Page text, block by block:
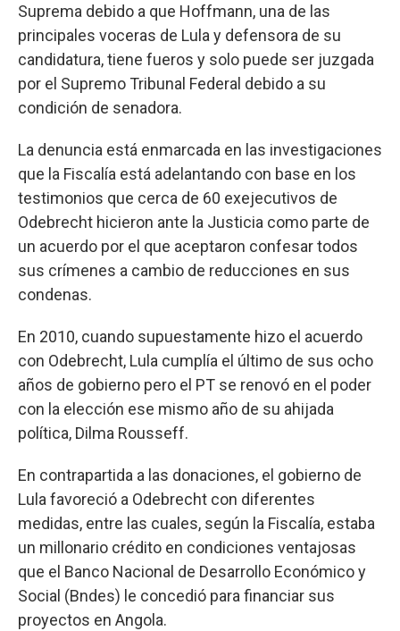
Suprema debido a que Hoffmann, una de las
principales voceras de Lula y defensora de su
candidatura, tiene fueros y solo puede ser juzgada
por el Supremo Tribunal Federal debido a su
condición de senadora.
La denuncia está enmarcada en las investigaciones
que la Fiscalía está adelantando con base en los
testimonios que cerca de 60 exejecutivos de
Odebrecht hicieron ante la Justicia como parte de
un acuerdo por el que aceptaron confesar todos
sus crímenes a cambio de reducciones en sus
condenas.
En 2010, cuando supuestamente hizo el acuerdo
con Odebrecht, Lula cumplía el último de sus ocho
años de gobierno pero el PT se renovó en el poder
con la elección ese mismo año de su ahijada
política, Dilma Rousseff.
En contrapartida a las donaciones, el gobierno de
Lula favoreció a Odebrecht con diferentes
medidas, entre las cuales, según la Fiscalía, estaba
un millonario crédito en condiciones ventajosas
que el Banco Nacional de Desarrollo Económico y
Social (Bndes) le concedió para financiar sus
proyectos en Angola.